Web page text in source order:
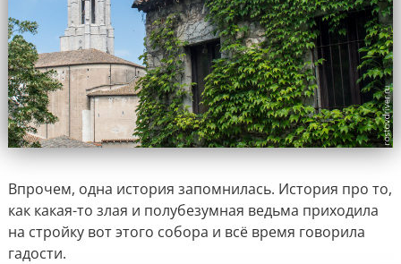
Впрочем, одна история запомнилась. История про то,
как какая-то злая и полубезумная ведьма приходила
на стройку вот этого собора и всё время говорила
гадости.